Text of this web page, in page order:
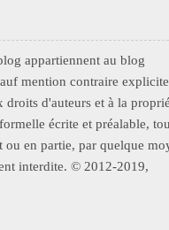
appartiennent au blog
mention contraire
droits d'auteurs et à la
écrite et préalable,
en partie, par quelque
interdite. © 2012-2019,